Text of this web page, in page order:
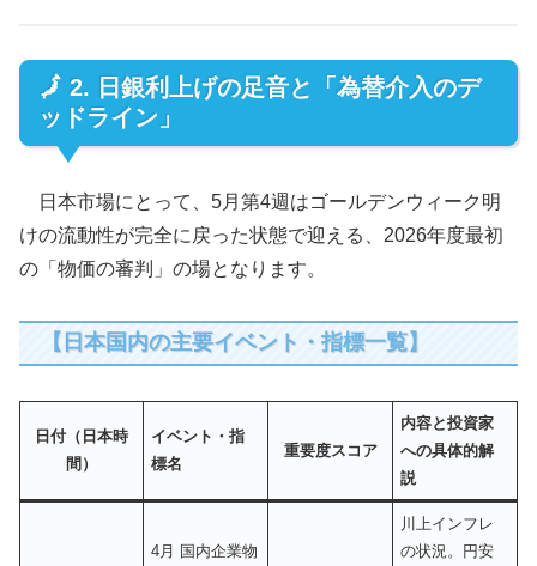
🗾 2. 日銀利上げの足音と「為替介入のデ
ッドライン」
日本市場にとって、5月第4週はゴールデンウィーク明
けの流動性が完全に戻った状態で迎える、2026年度最初
の「物価の審判」の場となります。
【日本国内の主要イベント・指標一覧】
日付（日本時
間）
イベント・指
標名
重要度スコア
内容と投資家
への具体的解
説
4月 国内企業物
川上インフレ
の状況。円安